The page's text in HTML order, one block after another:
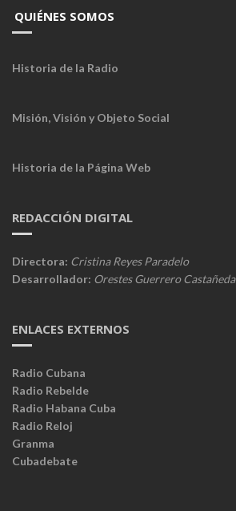
QUIÉNES SOMOS
Historia de la Radio
Misión, Visión y Objeto Social
Historia de la Página Web
REDACCIÓN DIGITAL
Directora: Cristina Reyes Paradelo
Desarrollador: Orestes Guerrero Castañeda
ENLACES EXTERNOS
Radio Cubana
Radio Rebelde
Radio Habana Cuba
Radio Reloj
Granma
Cubadebate